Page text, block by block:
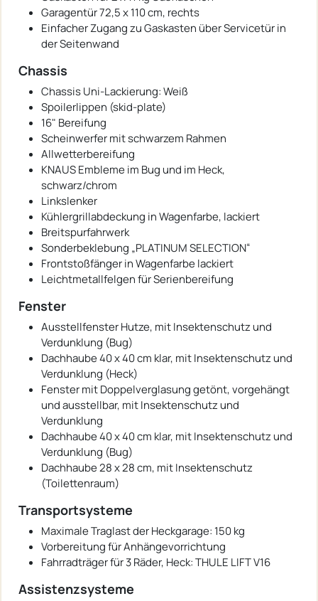
Garagentür 72,5 x 110 cm, rechts
Einfacher Zugang zu Gaskasten über Servicetür in
der Seitenwand
Chassis
Chassis Uni-Lackierung: Weiß
Spoilerlippen (skid-plate)
16" Bereifung
Scheinwerfer mit schwarzem Rahmen
Allwetterbereifung
KNAUS Embleme im Bug und im Heck,
schwarz/chrom
Linkslenker
Kühlergrillabdeckung in Wagenfarbe, lackiert
Breitspurfahrwerk
Sonderbeklebung „PLATINUM SELECTION“
Frontstoßfänger in Wagenfarbe lackiert
Leichtmetallfelgen für Serienbereifung
Fenster
Ausstellfenster Hutze, mit Insektenschutz und
Verdunklung (Bug)
Dachhaube 40 x 40 cm klar, mit Insektenschutz und
Verdunklung (Heck)
Fenster mit Doppelverglasung getönt, vorgehängt
und ausstellbar, mit Insektenschutz und
Verdunklung
Dachhaube 40 x 40 cm klar, mit Insektenschutz und
Verdunklung (Bug)
Dachhaube 28 x 28 cm, mit Insektenschutz
(Toilettenraum)
Transportsysteme
Maximale Traglast der Heckgarage: 150 kg
Vorbereitung für Anhängevorrichtung
Fahrradträger für 3 Räder, Heck: THULE LIFT V16
Assistenzsysteme